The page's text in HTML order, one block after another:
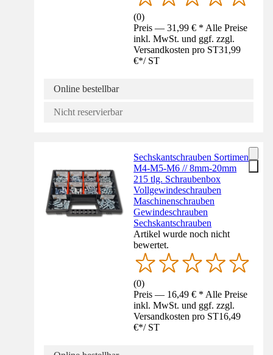
(0)
Preis — 31,99 € * Alle Preise
inkl. MwSt. und ggf. zzgl.
Versandkosten pro ST31,99
€*/ ST
Online bestellbar
Nicht reservierbar
Sechskantschrauben Sortiment
M4-M5-M6 // 8mm-20mm
215 tlg. Schraubenbox
Vollgewindeschrauben
Maschinenschrauben
Gewindeschrauben
Sechskantschrauben
Artikel wurde noch nicht
bewertet.
(0)
Preis — 16,49 € * Alle Preise
inkl. MwSt. und ggf. zzgl.
Versandkosten pro ST16,49
€*/ ST